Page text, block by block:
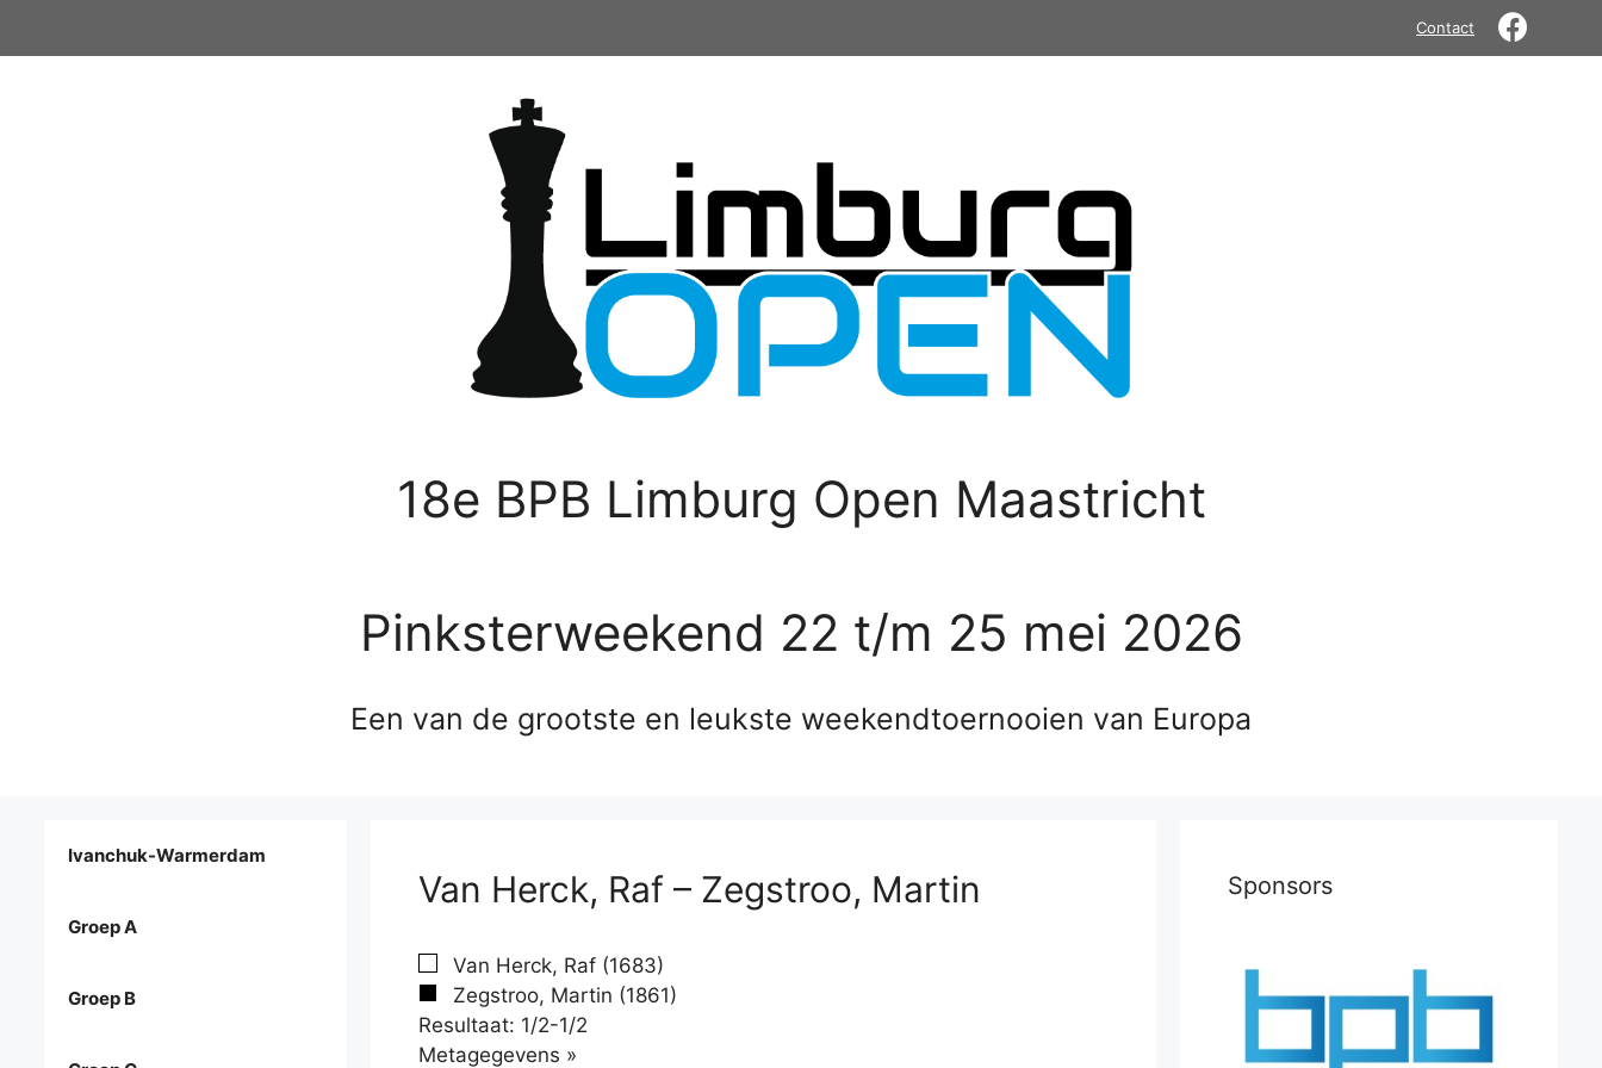
Contact
18e BPB Limburg Open Maastricht
Pinksterweekend 22 t/m 25 mei 2026
Een van de grootste en leukste weekendtoernooien van Europa
Van Herck, Raf – Zegstroo, Martin
Van Herck, Raf (1683)
Zegstroo, Martin (1861)
Resultaat: 1/2-1/2
Metagegevens »
Ivanchuk-Warmerdam
Groep A
Groep B
Sponsors